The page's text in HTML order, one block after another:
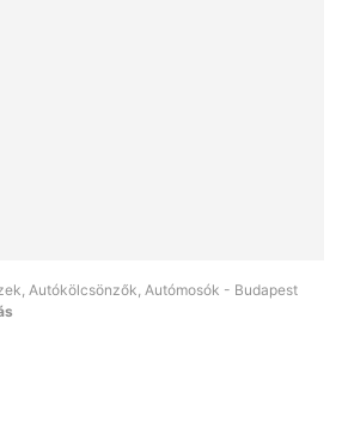
Autókölcsönzők, Autómosók - Budapest